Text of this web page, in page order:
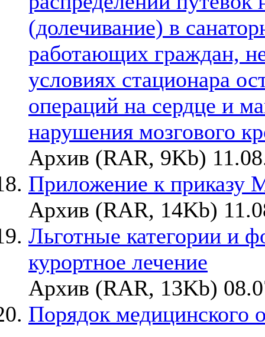
(долечивание) в
работающих граждан,
условиях стационара
операций на сердце и
нарушения мозгового
Архив (RAR, 9Kb)
Приложение к приказу
Архив (RAR, 14Kb)
Льготные категории и
курортное лечение
Архив (RAR, 13Kb)
Порядок медицинского